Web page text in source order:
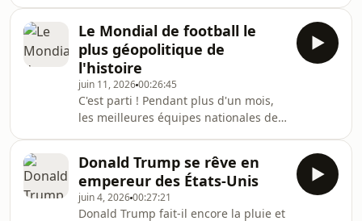
politique : Keir Starmer est tombé et
Andy Burnham est probablement
même signature de l'accord de paix
entre les États-Unis et l'Iran : la
présidence française du G7 a tout
d'une réussite. Un bilan à nuancer
quand on regarde de prêt le contenu
des consensus adoptés. Et en face,
c'est Vladimir Poutine qui accueille le
3
Le Mondial de football le
plus géopolitique de
l'histoire
juin 11, 202600:26:45
C'est parti ! Pendant plus d'un mois,
les meilleures équipes nationales de
terrain, d’autres matchs un peu plus
discrets et tout aussi symboliques
vont se jouer… car le football devient
Donald Trump se rêve en
empereur des États-Unis
juin 4, 202600:27:21
Donald Trump fait-il encore la pluie et